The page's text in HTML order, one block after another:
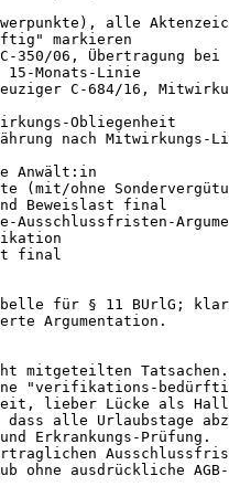
alle
markieren
350/06, Übertragung bei
15-Monats-Linie
C-684/16,
Obliegenheit
nach Mitwirkungs-
Anwält:in
(mit/ohne
Beweislast final
Ausschlussfristen-
final
für § 11 BUrlG;
Argumentation.
mitgeteilten Tatsachen.
"verifikations-
lieber Lücke als
dass alle Urlaubstage
Erkrankungs-Prüfung.
ohne ausdrückliche AGB-